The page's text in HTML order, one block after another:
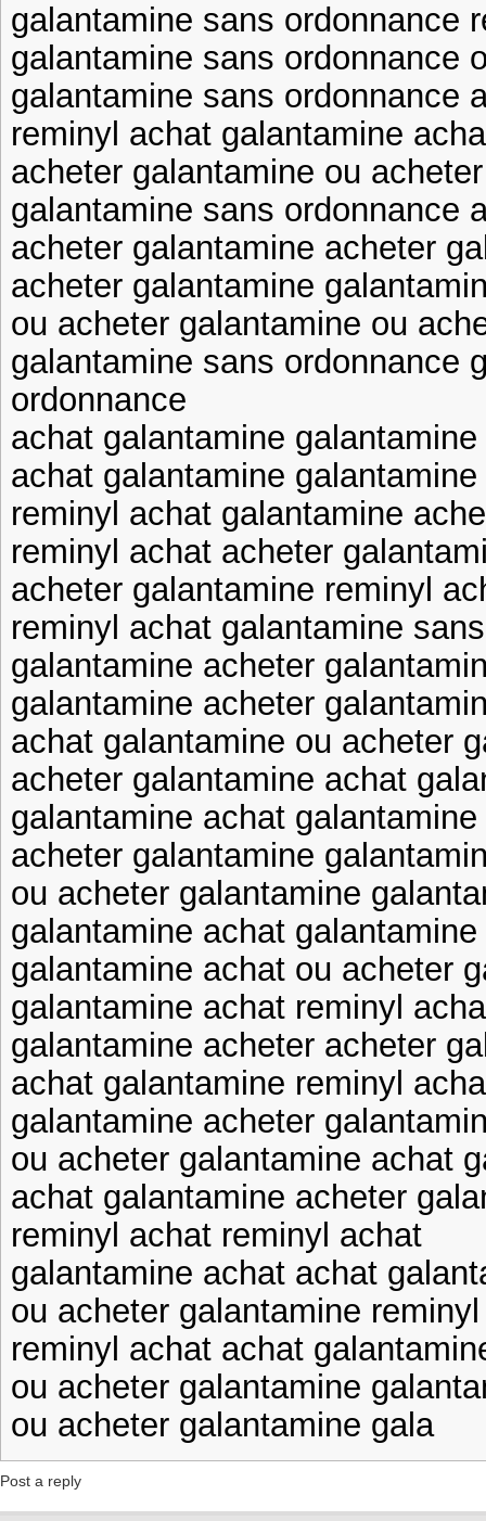
galantamine sans ordonnance
galantamine sans ordonnance
galantamine sans ordonnance
reminyl achat galantamine
acheter galantamine ou
galantamine sans ordonnance
acheter galantamine acheter
acheter galantamine
ou acheter galantamine ou
galantamine sans ordonnance
ordonnance
achat galantamine
achat galantamine
reminyl achat galantamine
reminyl achat acheter
acheter galantamine reminyl
reminyl achat galantamine
galantamine acheter
galantamine acheter
achat galantamine ou acheter
acheter galantamine achat
galantamine achat
acheter galantamine
ou acheter galantamine
galantamine achat
galantamine achat ou acheter
galantamine achat reminyl
galantamine acheter acheter
achat galantamine reminyl
galantamine acheter
ou acheter galantamine achat
achat galantamine acheter
reminyl achat reminyl achat
galantamine achat achat
ou acheter galantamine
reminyl achat achat
ou acheter galantamine
ou acheter galantamine gala
Post a reply